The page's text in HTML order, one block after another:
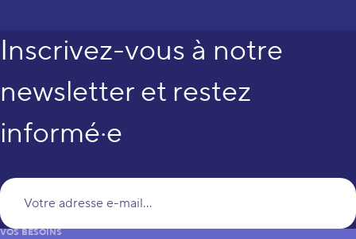
Inscrivez-vous à notre
newsletter et restez
informé·e
VOS BESOINS